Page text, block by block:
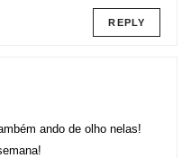
REPLY
ando de olho nelas!